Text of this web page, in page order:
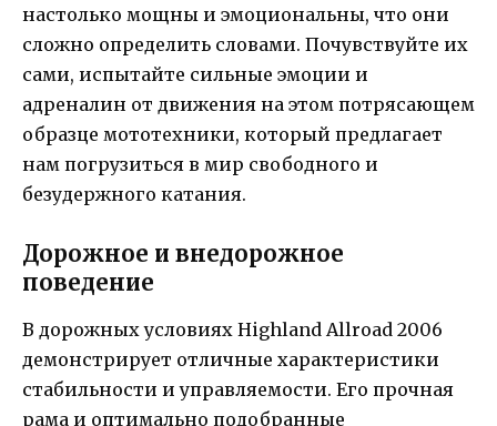
настолько мощны и эмоциональны, что они
сложно определить словами. Почувствуйте их
сами, испытайте сильные эмоции и
адреналин от движения на этом потрясающем
образце мототехники, который предлагает
нам погрузиться в мир свободного и
безудержного катания.
Дорожное и внедорожное
поведение
В дорожных условиях Highland Allroad 2006
демонстрирует отличные характеристики
стабильности и управляемости. Его прочная
рама и оптимально подобранные